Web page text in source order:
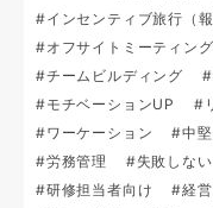
#インセンティブ旅行（報
#オフサイトミーティング
#チームビルディング
#モチベーションUP
#
#ワーケーション
#中
#労務管理
#失敗しない
#研修担当者向け
#経